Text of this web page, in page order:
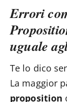
Errori
uguale
Te lo dico
La maggior
proposition